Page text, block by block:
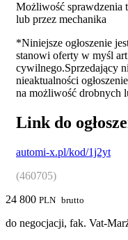
Możliwość sprawdzenia
lub przez mechanika
*Niniejsze ogłoszenie
stanowi oferty w myśl
cywilnego.Sprzedający
nieaktualności
na możliwość drobnych
Link do
automi-x.pl/kod/1j2yt
(460705)
24 800 PLN brutto
do negocjacji, fak. Vat-